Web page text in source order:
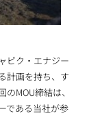
ビク・エナジー
計画を持ち、す
MOU締結は、
である当社が参